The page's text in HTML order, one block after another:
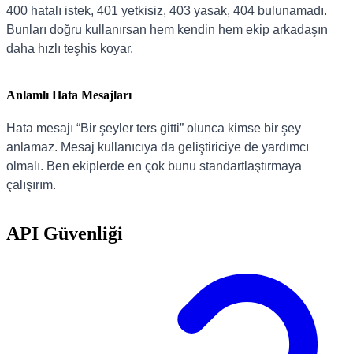
400 hatalı istek, 401 yetkisiz, 403 yasak, 404 bulunamadı.
Bunları doğru kullanırsan hem kendin hem ekip arkadaşın
daha hızlı teşhis koyar.
Anlamlı Hata Mesajları
Hata mesajı “Bir şeyler ters gitti” olunca kimse bir şey
anlamaz. Mesaj kullanıcıya da geliştiriciye de yardımcı
olmalı. Ben ekiplerde en çok bunu standartlaştırmaya
çalışırım.
API Güvenliği